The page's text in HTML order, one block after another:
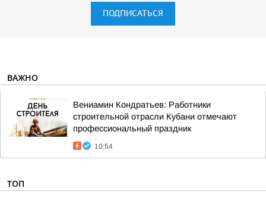
ПОДПИСАТЬСЯ
ВАЖНО
Вениамин Кондратьев: Работники
строительной отрасли Кубани отмечают
профессиональный праздник
10:54
ТОП